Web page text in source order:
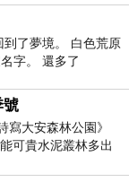
了夢境。 白色荒原
字。 還多了
號
寫大安森林公園》
可貴水泥叢林多出